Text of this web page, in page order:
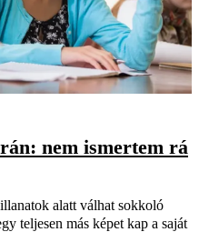
nem ismertem rá
alatt válhat sokkoló
teljesen más képet kap a saját